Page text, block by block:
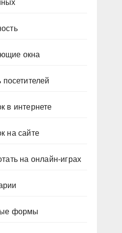
окна
посетителей
в интернете
на сайте
на онлайн-играх
формы